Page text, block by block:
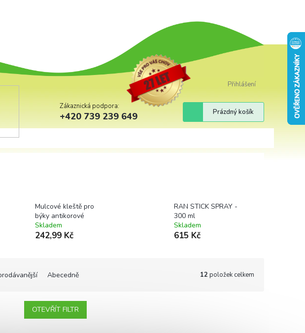
Přihlášení
Zákaznická podpora:
+420 739 239 649
Nákupní
košík
Prázdný košík
Mulcové kleště pro
býky antikorové
Skladem
242,99 Kč
RAN STICK SPRAY -
300 ml
Skladem
615 Kč
Abecedně 12 položek celkem
OTEVŘÍT FILTR